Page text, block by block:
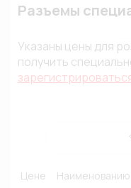
Разъемы
Указаны цены для
получить
Цене Наименованию